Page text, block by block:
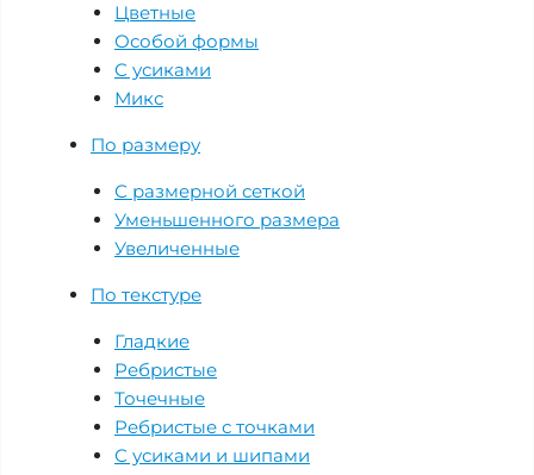
Цветные
Особой формы
С усиками
Микс
По размеру
С размерной сеткой
Уменьшенного размера
Увеличенные
По текстуре
Гладкие
Ребристые
Точечные
Ребристые с точками
С усиками и шипами